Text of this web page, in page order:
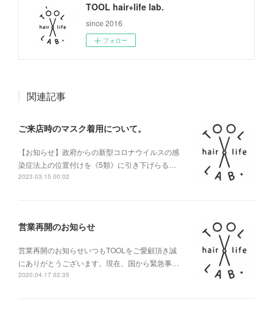
TOOL hair+life lab.
since 2016
フォロー
関連記事
ご来店時のマスク着用について。
【お知らせ】政府からの新型コロナウイルスの感
染症法上の位置付けを《5類》に引き下げらる…
2023.03.15 00:02
営業再開のお知らせ
営業再開のお知らせいつもTOOLをご愛顧頂き誠
にありがとうございます。現在、国から緊急事…
2020.04.17 02:35